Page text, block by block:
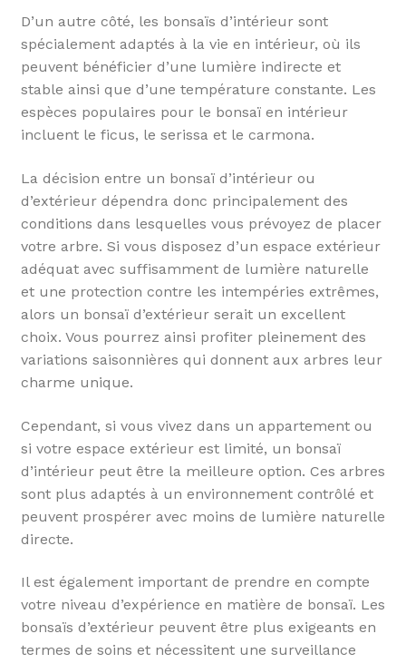
D’un autre côté, les bonsaïs d’intérieur sont
spécialement adaptés à la vie en intérieur, où ils
peuvent bénéficier d’une lumière indirecte et
stable ainsi que d’une température constante. Les
espèces populaires pour le bonsaï en intérieur
incluent le ficus, le serissa et le carmona.
La décision entre un bonsaï d’intérieur ou
d’extérieur dépendra donc principalement des
conditions dans lesquelles vous prévoyez de placer
votre arbre. Si vous disposez d’un espace extérieur
adéquat avec suffisamment de lumière naturelle
et une protection contre les intempéries extrêmes,
alors un bonsaï d’extérieur serait un excellent
choix. Vous pourrez ainsi profiter pleinement des
variations saisonnières qui donnent aux arbres leur
charme unique.
Cependant, si vous vivez dans un appartement ou
si votre espace extérieur est limité, un bonsaï
d’intérieur peut être la meilleure option. Ces arbres
sont plus adaptés à un environnement contrôlé et
peuvent prospérer avec moins de lumière naturelle
directe.
Il est également important de prendre en compte
votre niveau d’expérience en matière de bonsaï. Les
bonsaïs d’extérieur peuvent être plus exigeants en
termes de soins et nécessitent une surveillance